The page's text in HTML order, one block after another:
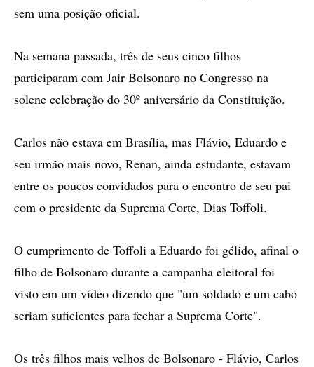
sem uma posição oficial.
Na semana passada, três de seus cinco filhos
participaram com Jair Bolsonaro no Congresso na
solene celebração do 30º aniversário da Constituição.
Carlos não estava em Brasília, mas Flávio, Eduardo e
seu irmão mais novo, Renan, ainda estudante, estavam
entre os poucos convidados para o encontro de seu pai
com o presidente da Suprema Corte, Dias Toffoli.
O cumprimento de Toffoli a Eduardo foi gélido, afinal o
filho de Bolsonaro durante a campanha eleitoral foi
visto em um vídeo dizendo que "um soldado e um cabo
seriam suficientes para fechar a Suprema Corte".
Os três filhos mais velhos de Bolsonaro - Flávio, Carlos